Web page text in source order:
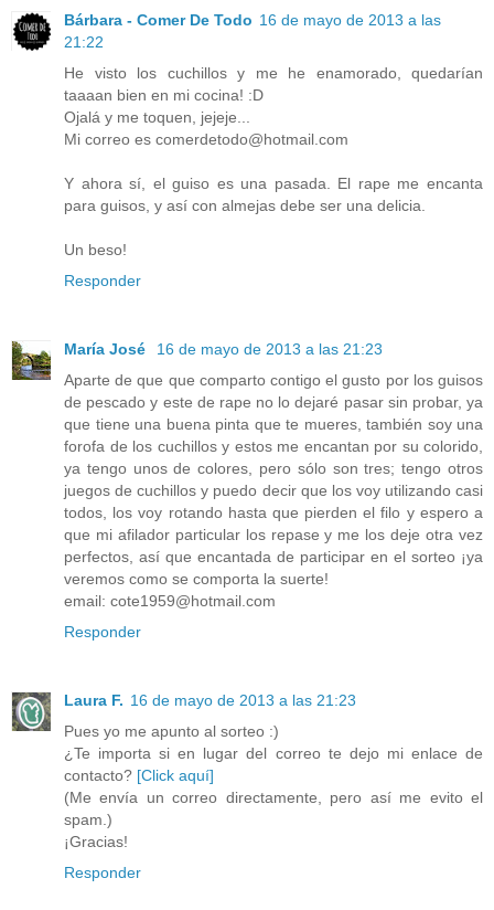
Bárbara - Comer De Todo 16 de mayo de 2013 a las
21:22
He visto los cuchillos y me he enamorado, quedarían
taaaan bien en mi cocina! :D
Ojalá y me toquen, jejeje...
Mi correo es comerdetodo@hotmail.com
Y ahora sí, el guiso es una pasada. El rape me encanta
para guisos, y así con almejas debe ser una delicia.
Un beso!
Responder
María José
16 de mayo de 2013 a las 21:23
Aparte de que que comparto contigo el gusto por los guisos
de pescado y este de rape no lo dejaré pasar sin probar, ya
que tiene una buena pinta que te mueres, también soy una
forofa de los cuchillos y estos me encantan por su colorido,
ya tengo unos de colores, pero sólo son tres; tengo otros
juegos de cuchillos y puedo decir que los voy utilizando casi
todos, los voy rotando hasta que pierden el filo y espero a
que mi afilador particular los repase y me los deje otra vez
perfectos, así que encantada de participar en el sorteo ¡ya
veremos como se comporta la suerte!
email: cote1959@hotmail.com
Responder
Laura F. 16 de mayo de 2013 a las 21:23
Pues yo me apunto al sorteo :)
¿Te importa si en lugar del correo te dejo mi enlace de
contacto? [Click aquí]
(Me envía un correo directamente, pero así me evito el
spam.)
¡Gracias!
Responder